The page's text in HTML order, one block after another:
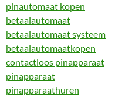
pinautomaat kopen
betaalautomaat
betaalautomaat systeem
betaalautomaatkopen
contactloos pinapparaat
pinapparaat
pinapparaathuren